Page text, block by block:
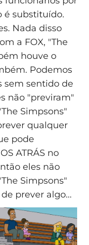
é substituído.
Nada disso
a FOX, "The
houve o
Podemos
sem sentido de
não "previram"
Simpsons"
qualquer
pode
ATRÁS no
eles não
Simpsons"
prever algo...